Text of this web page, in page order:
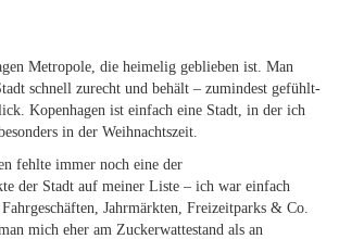
Metropole, die heimelig geblieben ist. Man
schnell zurecht und behält – zumindest gefühlt-
Kopenhagen ist einfach eine Stadt, in der ich
in der Weihnachtszeit.
fehlte immer noch eine der
der Stadt auf meiner Liste – ich war einfach
Jahrmärkten, Freizeitparks & Co.
mich eher am Zuckerwattestand als an